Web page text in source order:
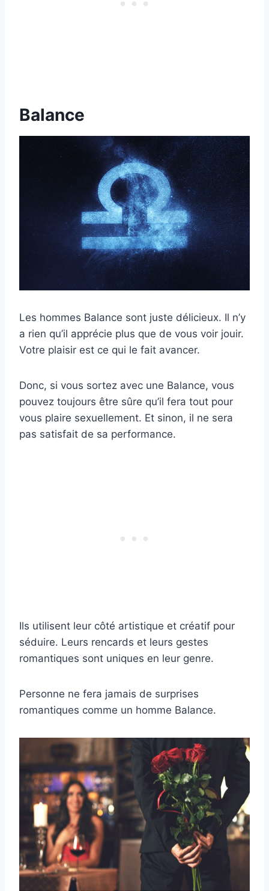
Balance
Les hommes Balance sont juste délicieux. Il n’y
a rien qu’il apprécie plus que de vous voir jouir.
Votre plaisir est ce qui le fait avancer.
Donc, si vous sortez avec une Balance, vous
pouvez toujours être sûre qu’il fera tout pour
vous plaire sexuellement. Et sinon, il ne sera
pas satisfait de sa performance.
Ils utilisent leur côté artistique et créatif pour
séduire. Leurs rencards et leurs gestes
romantiques sont uniques en leur genre.
Personne ne fera jamais de surprises
romantiques comme un homme Balance.